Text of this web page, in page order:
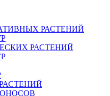
РАСТЕНИЙ
РАСТЕНИЙ